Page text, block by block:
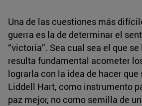
Una de las cuestiones más
guerra es la de determinar el
“victoria”. Sea cual sea el que se
resulta fundamental acometer
lograrla con la idea de hacer
Liddell Hart, como instrumento
paz mejor, no como semilla de